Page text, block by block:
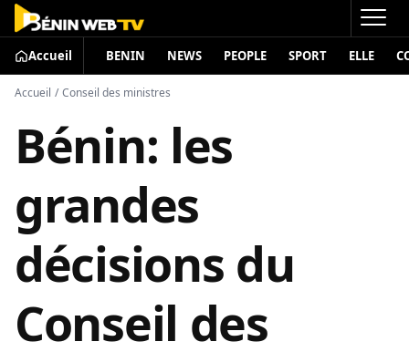
Accueil BENIN NEWS PEOPLE SPORT ELLE
Accueil / Conseil des ministres
Bénin: les
grandes
décisions du
Conseil des